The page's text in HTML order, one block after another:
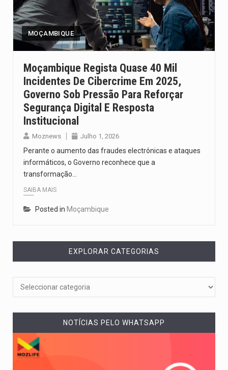
O pagamento marca o desfecho de um dos processos mais…
O programa, cuja implementação está prevista entre abril de 2026…
MOÇAMBIQUE
Moçambique Regista Quase 40 Mil
Incidentes De Cibercrime Em 2025,
Governo Sob Pressão Para Reforçar
Segurança Digital E Resposta
Institucional
Moznews Julho 1, 2026
Perante o aumento das fraudes electrónicas e ataques
informáticos, o Governo reconhece que a
transformação…
SAIBA MAIS
Posted in Moçambique
EXPLORAR CATEGORIAS
NOTÍCIAS PELO WHATSAPP